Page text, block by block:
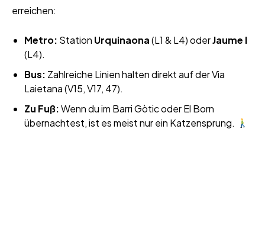
erreichen:
Metro: Station Urquinaona(L1 & L4) oderJaume I
(L4).
Bus: Zahlreiche Linien halten direkt auf der Via
Laietana (V15, V17, 47).
Zu Fuß:Wenn du im Barri Gòtic oder El Born
übernachtest, ist es meist nur ein Katzensprung.